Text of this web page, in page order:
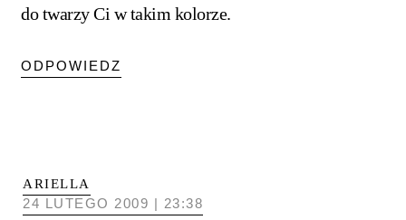
do twarzy Ci w takim kolorze.
ODPOWIEDZ
ARIELLA
24 LUTEGO 2009 | 23:38